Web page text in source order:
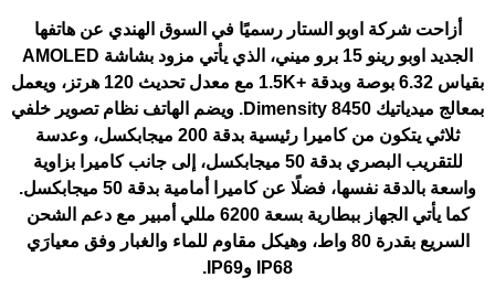
أزاحت شركة اوبو الستار رسميًا في السوق الهندي عن هاتفها
الجديد اوبو رينو 15 برو ميني
، الذي يأتي مزود بشاشة AMOLED
بقياس 6.32 بوصة وبدقة +1.5K مع معدل تحديث 120 هرتز، ويعمل
بمعالج ميدياتيك Dimensity 8450. ويضم الهاتف نظام تصوير خلفي
ثلاثي يتكون من كاميرا رئيسية بدقة 200 ميجابكسل، وعدسة
للتقريب البصري بدقة 50 ميجابكسل، إلى جانب كاميرا بزاوية
واسعة بالدقة نفسها، فضلًا عن كاميرا أمامية بدقة 50 ميجابكسل.
كما يأتي الجهاز ببطارية بسعة 6200 مللي أمبير مع دعم الشحن
السريع بقدرة 80 واط، وهيكل مقاوم للماء والغبار وفق معيارَي
IP68 وIP69.